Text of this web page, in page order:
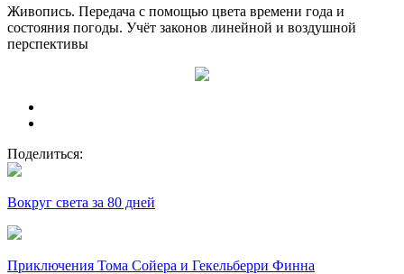
Живопись. Передача с помощью цвета времени года и
состояния погоды. Учёт законов линейной и воздушной
перспективы
Поделиться:
Вокруг света за 80 дней
Приключения Тома Сойера и Гекельберри Финна